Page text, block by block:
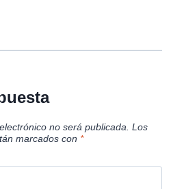
no será publicada. Los
marcados con *